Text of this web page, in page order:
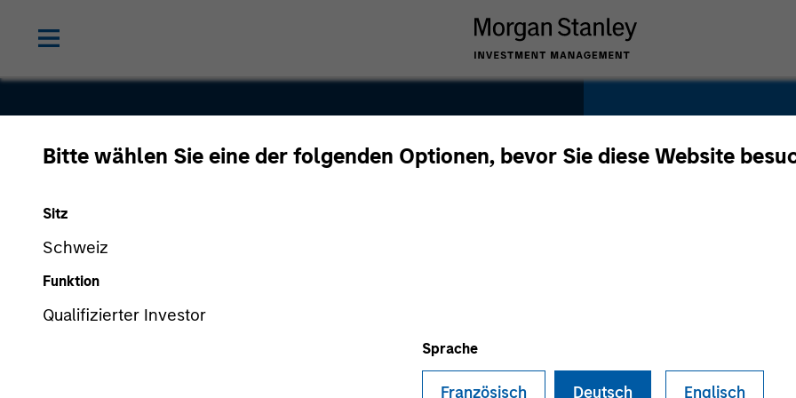
Bitte wählen Sie eine der folgenden Optionen, bevor Sie diese Website
Sitz
Schweiz
Funktion
Qualifizierter Investor
Sprache
Französisch Deutsch Englisch
Global
Commerce
Consumer